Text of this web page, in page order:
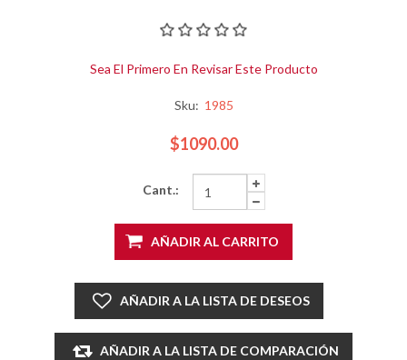
Sea El Primero En Revisar Este Producto
Sku: 1985
$1090.00
Cant.:
AÑADIR AL CARRITO
AÑADIR A LA LISTA DE DESEOS
AÑADIR A LA LISTA DE COMPARACIÓN